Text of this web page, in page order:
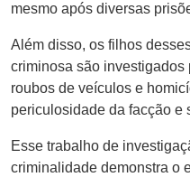
mesmo após diversas
Além disso, os filhos
criminosa são
roubos de veículos e
periculosidade da facção e
Esse trabalho de
criminalidade demonstra o